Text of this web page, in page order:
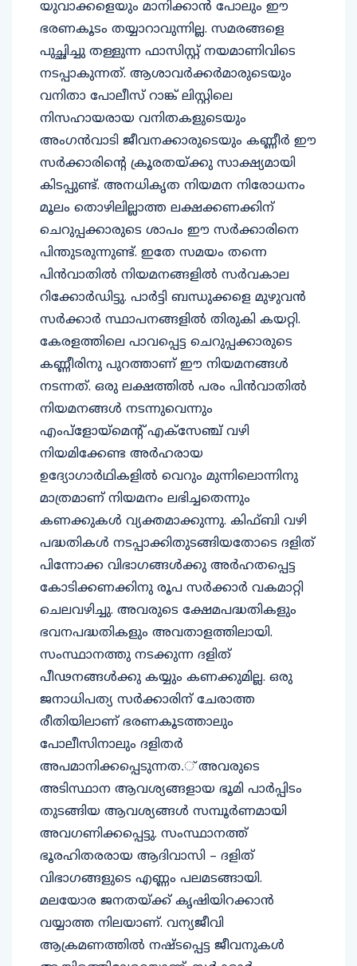
ഭരണകൂടം തയ്യാറാവുന്നില്ല. സമരങ്ങളെ
പുച്ഛിച്ചു തള്ളുന്ന ഫാസിസ്റ്റ് നയമാണിവിടെ
നടപ്പാകുന്നത്. ആശാവര്‍ക്കര്‍മാരുടെയും
വനിതാ പോലീസ് റാങ്ക് ലിസ്റ്റിലെ
നിസഹായരായ വനിതകളുടെയും
അംഗന്‍വാടി ജീവനക്കാരുടെയും കണ്ണീര്‍ ഈ
സര്‍ക്കാരിന്റെ ക്രൂരതയ്ക്കു സാക്ഷ്യമായി
കിടപ്പുണ്ട്. അനധികൃത നിയമന നിരോധനം
മൂലം തൊഴിലില്ലാത്ത ലക്ഷക്കണക്കിന്
ചെറുപ്പക്കാരുടെ ശാപം ഈ സര്‍ക്കാരിനെ
പിന്തുടരുന്നുണ്ട്. ഇതേ സമയം തന്നെ
പിന്‍വാതില്‍ നിയമനങ്ങളില്‍ സര്‍വകാല
റിക്കോര്‍ഡിട്ടു. പാര്‍ട്ടി ബന്ധുക്കളെ മുഴുവന്‍
സര്‍ക്കാര്‍ സ്ഥാപനങ്ങളില്‍ തിരുകി കയറ്റി.
കേരളത്തിലെ പാവപ്പെട്ട ചെറുപ്പക്കാരുടെ
കണ്ണീരിനു പുറത്താണ് ഈ നിയമനങ്ങള്‍
നടന്നത്. ഒരു ലക്ഷത്തില്‍ പരം പിന്‍വാതില്‍
നിയമനങ്ങള്‍ നടന്നുവെന്നും
എംപ്ളോയ്മെന്റ് എക്സേഞ്ച് വഴി
നിയമിക്കേണ്ട അര്‍ഹരായ
ഉദ്യോഗാര്‍ഥികളില്‍ വെറും മുന്നിലൊന്നിനു
മാത്രമാണ് നിയമനം ലഭിച്ചതെന്നും
കണക്കുകള്‍ വ്യക്തമാക്കുന്നു. കിഫ്ബി വഴി
പദ്ധതികള്‍ നടപ്പാക്കിതുടങ്ങിയതോടെ ദളിത്
പിന്നോക്ക വിഭാഗങ്ങള്‍ക്കു അര്‍ഹതപ്പെട്ട
കോടിക്കണക്കിനു രൂപ സര്‍ക്കാര്‍ വകമാറ്റി
ചെലവഴിച്ചു. അവരുടെ ക്ഷേമപദ്ധതികളും
ഭവനപദ്ധതികളും അവതാളത്തിലായി.
സംസ്ഥാനത്തു നടക്കുന്ന ദളിത്
പീഢനങ്ങള്‍ക്കു കയ്യും കണക്കുമില്ല. ഒരു
ജനാധിപത്യ സര്‍ക്കാരിന് ചേരാത്ത
രീതിയിലാണ് ഭരണകൂടത്താലും
പോലീസിനാലും ദളിതര്‍
അപമാനിക്കപ്പെടുന്നത.് അവരുടെ
അടിസ്ഥാന ആവശ്യങ്ങളായ ഭൂമി പാര്‍പ്പിടം
തുടങ്ങിയ ആവശ്യങ്ങള്‍ സമ്പൂര്‍ണമായി
അവഗണിക്കപ്പെട്ടു. സംസ്ഥാനത്ത്
ഭൂരഹിതരരായ ആദിവാസി – ദളിത്
വിഭാഗങ്ങളുടെ എണ്ണം പലമടങ്ങായി.
മലയോര ജനതയ്ക്ക് കൃഷിയിറക്കാന്‍
വയ്യാത്ത നിലയാണ്. വന്യജീവി
ആക്രമണത്തില്‍ നഷ്ടപ്പെട്ട ജീവനുകള്‍
ആയിരത്തിലേറെയാണ്. സര്‍ക്കാര്‍